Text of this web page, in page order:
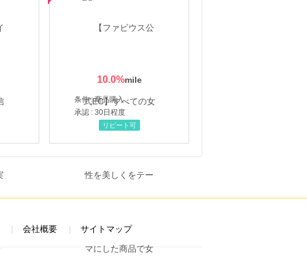
10.0%
条件 : 商品購入
承認 : 30日程度
リピート可
会社概要 サイトマップ